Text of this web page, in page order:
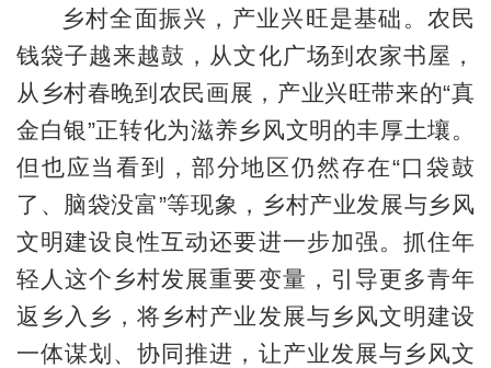
乡村全面振兴，产业兴旺是基础。农民
钱袋子越来越鼓，从文化广场到农家书屋，
从乡村春晚到农民画展，产业兴旺带来的“真
金白银”正转化为滋养乡风文明的丰厚土壤。
但也应当看到，部分地区仍然存在“口袋鼓
了、脑袋没富”等现象，乡村产业发展与乡风
文明建设良性互动还要进一步加强。抓住年
轻人这个乡村发展重要变量，引导更多青年
返乡入乡，将乡村产业发展与乡风文明建设
一体谋划、协同推进，让产业发展与乡风文